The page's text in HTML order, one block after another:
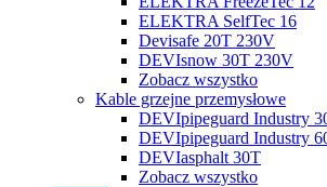
ELEKTRA SelfTec 16
Devisafe 20T 230V
DEVIsnow 30T 230V
Zobacz wszystko
Kable grzejne przemysłowe
DEVIpipeguard Industry
DEVIpipeguard Industry
DEVIasphalt 30T
Zobacz wszystko